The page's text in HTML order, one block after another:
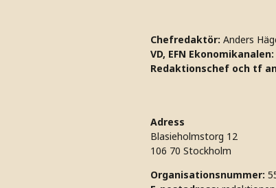
Chefredaktör: Anders
VD, EFN Ekonomikanalen:
Redaktionschef och tf
Adress
Blasieholmstorg 12
106 70 Stockholm
Organisationsnummer: